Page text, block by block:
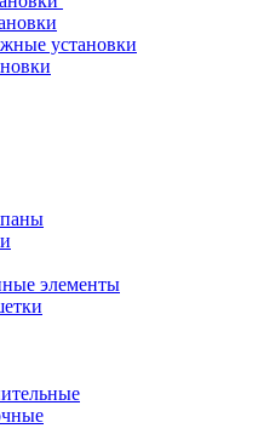
установки
элементы